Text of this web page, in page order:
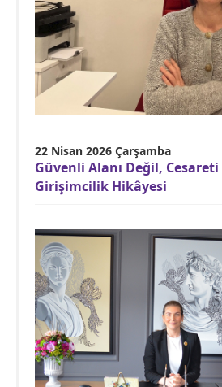
22 Nisan 2026 Çarşamba
Güvenli Alanı Değil, Cesareti
Girişimcilik Hikâyesi